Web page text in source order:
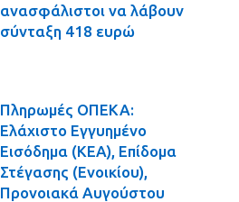
ανασφάλιστοι να λάβουν
σύνταξη 418 ευρώ
Πληρωμές ΟΠΕΚΑ:
Ελάχιστο Εγγυημένο
Εισόδημα (ΚΕΑ), Επίδομα
Στέγασης (Ενοικίου),
Προνοιακά Αυγούστου